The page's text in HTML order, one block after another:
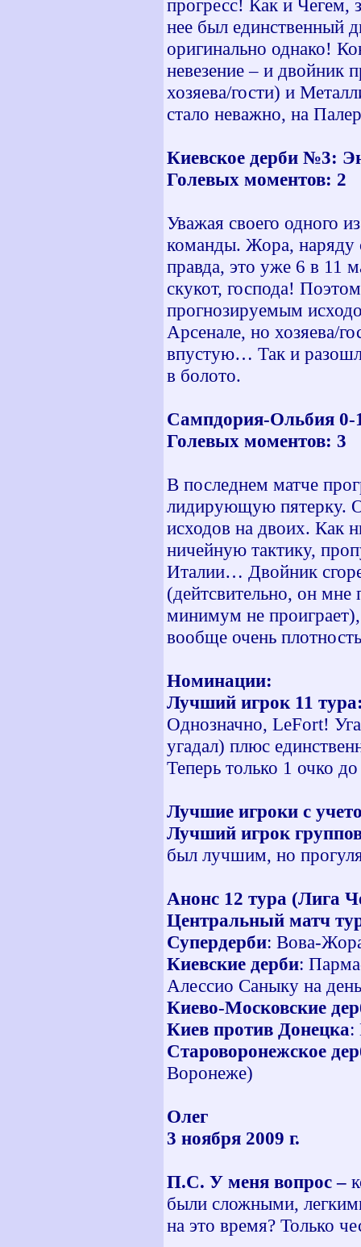
прогресс! Как и Чегем,
нее был единственный
оригинально однако!
невезение – и двойник
хозяева/гости) и
стало неважно, на
Киевское дерби №3:
Голевых моментов: 2
Уважая своего одного
команды. Жора, наряду
правда, это уже 6 в 11
скукот, господа!
прогнозируемым
Арсенале, но хозяева/
впустую… Так и
в болото.
Сампдория-Ольбия 0-
Голевых моментов: 3
В последнем матче
лидирующую пятерку.
исходов на двоих. Как
ничейную тактику,
Италии… Двойник
(дейтсвительно, он мне
минимум не
вообще очень
Номинации:
Лучший игрок 11
Однозначно, LeFort!
угадал) плюс
Теперь только 1 очко
Лучшие игроки с
Лучший игрок
был лучшим, но
Анонс 12 тура (Лига
Центральный матч
Супердерби: Вова-
Киевские дерби:
Алессио Саныку на
Киево-Московские
Киев против Донецка:
Староворонежское
Воронеже)
Олег
3 ноября 2009 г.
П.С. У меня вопрос –
были сложными,
на это время? Только